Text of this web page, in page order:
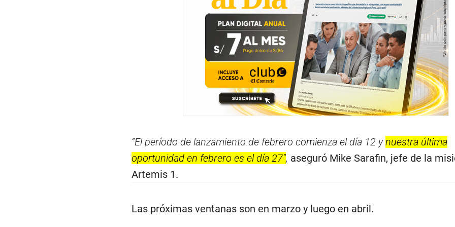
“El período de lanzamiento de febrero comienza el día 12 ynuestra última
oportunidad en febrero es el día 27″, aseguró Mike Sarafin, jefe de la
Artemis 1.
Las próximas ventanas son en marzo y luego en abril.